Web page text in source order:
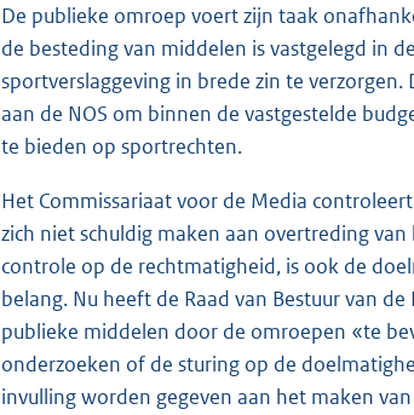
De publieke omroep voert zijn taak
de besteding van middelen is vastgelegd in
sportverslaggeving in brede zin te
aan de NOS om binnen de vastgestelde
te bieden op sportrechten.
Het Commissariaat voor de Media
zich niet schuldig maken aan overtreding
controle op de rechtmatigheid, is ook de
belang. Nu heeft de Raad van Bestuur van
publieke middelen door de omroepen «te
onderzoeken of de sturing op de
invulling worden gegeven aan het maken